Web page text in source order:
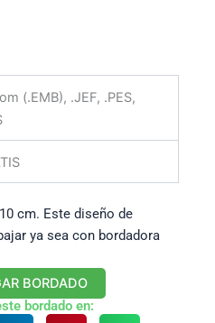
(.EMB), .JEF, .PES,
cm. Este diseño de
ya sea con bordadora
BORDADO
bordado en: